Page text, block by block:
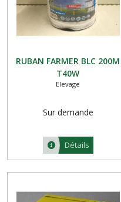
RUBAN FARMER BLC 200M
T40W
Elevage
Sur demande
Détails